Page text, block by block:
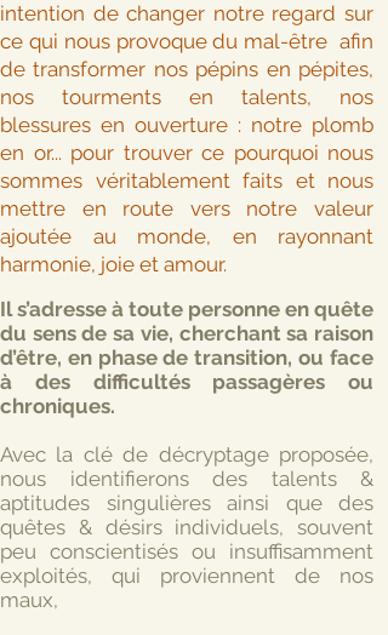
intention de changer notre regard sur
ce qui nous provoque du mal-être afin
de transformer nos pépins en pépites,
nos tourments en talents, nos
blessures en ouverture : notre plomb
en or... pour trouver ce pourquoi nous
sommes véritablement faits et nous
mettre en route vers notre valeur
ajoutée au monde, en rayonnant
harmonie, joie et amour.
Il s’adresse à toute personne en quête
du sens de sa vie, cherchant sa raison
d’être, en phase de transition, ou face
à des difficultés passagères ou
chroniques.
Avec la clé de décryptage proposée,
nous identifierons des talents &
aptitudes singulières ainsi que des
quêtes & désirs individuels, souvent
peu conscientisés ou insuffisamment
exploités, qui proviennent de nos
maux,